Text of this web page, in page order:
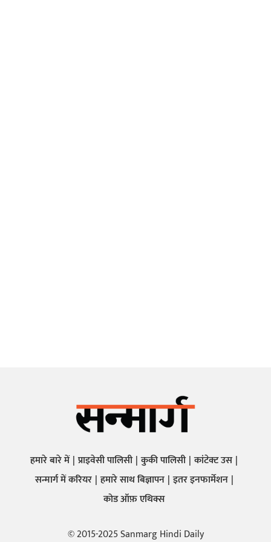
हमारे बारे में प्राइवेसी पालिसी कुकी पालिसी कांटेक्ट उस
सन्मार्ग में करियर हमारे साथ बिज्ञापन इतर इनफार्मेशन
कोड ऑफ़ एथिक्स
© 2015-2025 Sanmarg Hindi Daily